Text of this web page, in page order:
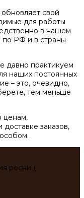
свой
для работы
в нашем
по РФ и в страны
давно практикуем
наших постоянных
– это, очевидно,
тем меньше
ценам,
заказов,
ресниц